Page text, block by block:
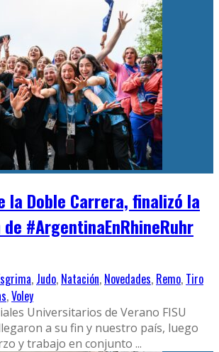
la Doble Carrera, finalizó la
#ArgentinaEnRhineRuhr
, Judo, Natación, Novedades, Remo, Tiro
,Voley
Universitarios de Verano FISU
a su fin y nuestro país, luego
y trabajo en conjunto ...